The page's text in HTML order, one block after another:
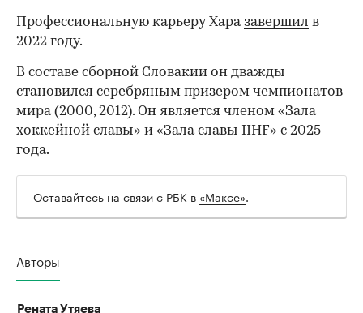
Профессиональную карьеру Харазавершил в
2022 году.
В составе сборной Словакии он дважды
становился серебряным призером чемпионатов
мира (2000, 2012). Он является членом «Зала
хоккейной славы» и «Зала славы IIHF» с 2025
года.
Оставайтесь на связи с РБК в «Максе».
Авторы
Рената Утяева